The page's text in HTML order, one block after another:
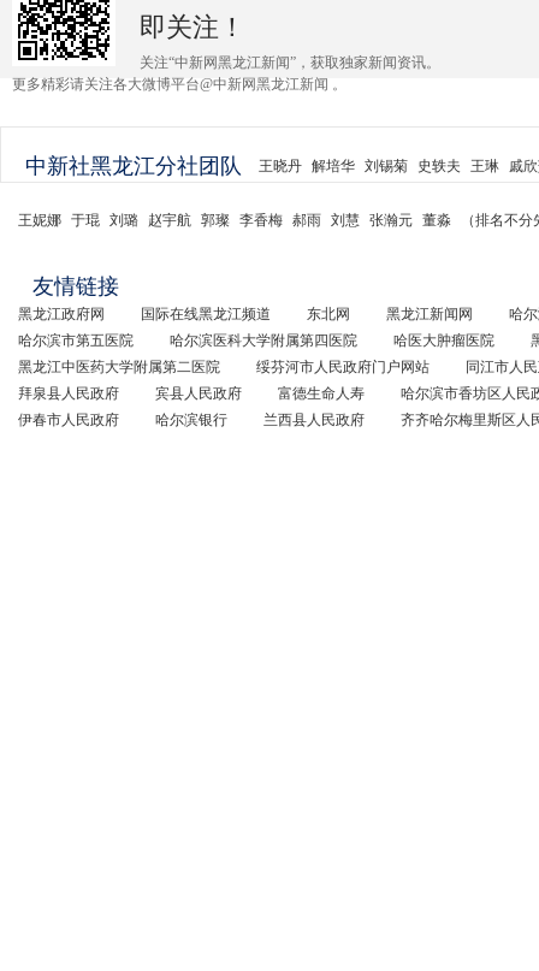
即关注！
关注“中新网黑龙江新闻”，获取独家新闻资讯。
更多精彩请关注各大微博平台@中新网黑龙江新闻 。
中新社黑龙江分社团队 王晓丹 解培华 刘锡菊 史轶夫 王琳 戚
王妮娜 于琨 刘璐 赵宇航 郭璨 李香梅 郝雨 刘慧 张瀚元 董淼 （排名不
友情链接
黑龙江政府网 国际在线黑龙江频道 东北网 黑龙江新闻网
哈
哈尔滨市第五医院
哈尔滨医科大学附属第四医院 哈医大肿瘤医院
黑龙江中医药大学附属第二医院
绥芬河市人民政府门户网站
同江市人
拜泉县人民政府
宾县人民政府 富德生命人寿
哈尔滨市香坊区人民
伊春市人民政府
哈尔滨银行 兰西县人民政府 齐齐哈尔梅里斯区人